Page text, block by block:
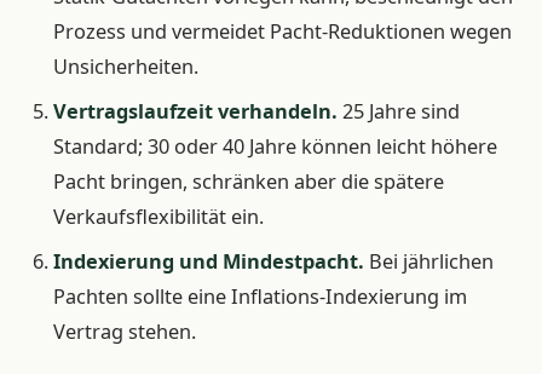
Prozess und vermeidet Pacht-Reduktionen wegen
Unsicherheiten.
Vertragslaufzeit verhandeln. 25 Jahre sind
Standard; 30 oder 40 Jahre können leicht höhere
Pacht bringen, schränken aber die spätere
Verkaufsflexibilität ein.
Indexierung und Mindestpacht. Bei jährlichen
Pachten sollte eine Inflations-Indexierung im
Vertrag stehen.